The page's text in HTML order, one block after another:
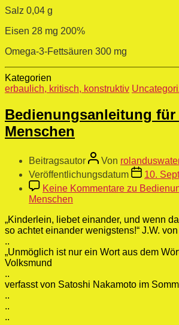
Salz 0,04 g
Eisen 28 mg 200%
Omega-3-Fettsäuren 300 mg
Kategorien
erbaulich, kritisch, konstruktiv
Bedienungsanleitung für
Menschen
Beitragsautor Von
Veröffentlichungsdatum
10.
Keine Kommentare zu
Menschen
„Kinderlein, liebet einander, und wenn
so achtet einander wenigstens!“ J.W.
..
„Unmöglich ist nur ein Wort aus dem
Volksmund
..
verfasst von Satoshi Nakamoto im
..
..
..